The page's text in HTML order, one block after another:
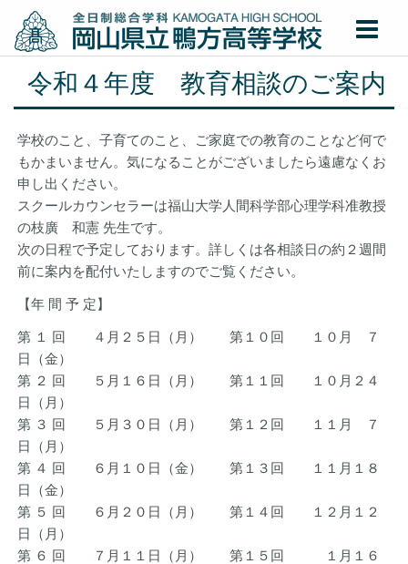
令和４年度 教育相談のご案内
学校のこと、子育てのこと、ご家庭での教育のことなど何で
もかまいません。気になることがございましたら遠慮なくお
申し出ください。
スクールカウンセラーは福山大学人間科学部心理学科准教授
の枝廣 和憲 先生です。
次の日程で予定しております。詳しくは各相談日の約２週間
前に案内を配付いたしますのでご覧ください。
【年 間 予 定】
第 １ 回 ４月２５日（月） 第１０回 １０月 ７
日（金）
第 ２ 回 ５月１６日（月） 第１１回 １０月２４
日（月）
第 ３ 回 ５月３０日（月） 第１２回 １１月 ７
日（月）
第 ４ 回 ６月１０日（金） 第１３回 １１月１８
日（金）
第 ５ 回 ６月２０日（月） 第１４回 １２月１２
日（月）
第 ６ 回 ７月１１日（月） 第１５回 １月１６